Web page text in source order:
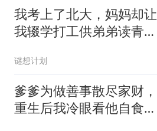
我考上了北大，妈妈却让
我辍学打工供弟弟读青
谜想计划
爹爹为做善事散尽家财，
重生后我冷眼看他自食恶